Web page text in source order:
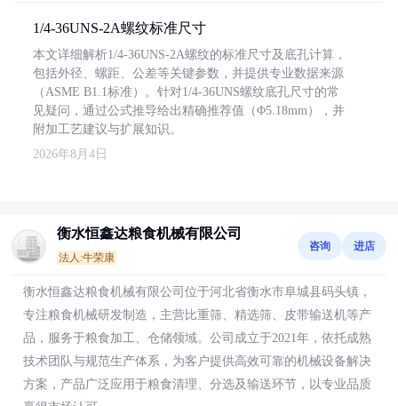
1/4-36UNS-2A螺纹标准尺寸
本文详细解析1/4-36UNS-2A螺纹的标准尺寸及底孔计算，
包括外径、螺距、公差等关键参数，并提供专业数据来源
（ASME B1.1标准）。针对1/4-36UNS螺纹底孔尺寸的常
见疑问，通过公式推导给出精确推荐值（Φ5.18mm），并
附加工艺建议与扩展知识。
2026年8月4日
衡水恒鑫达粮食机械有限公司
法人:牛荣康
咨询 进店
衡水恒鑫达粮食机械有限公司位于河北省衡水市阜城县码头镇，
专注粮食机械研发制造，主营比重筛、精选筛、皮带输送机等产
品，服务于粮食加工、仓储领域。公司成立于2021年，依托成熟
技术团队与规范生产体系，为客户提供高效可靠的机械设备解决
方案，产品广泛应用于粮食清理、分选及输送环节，以专业品质